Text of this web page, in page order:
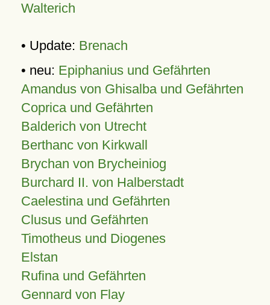
Walterich
• Update: Brenach
• neu: Epiphanius und Gefährten
Amandus von Ghisalba und Gefährten
Coprica und Gefährten
Balderich von Utrecht
Berthanc von Kirkwall
Brychan von Brycheiniog
Burchard II. von Halberstadt
Caelestina und Gefährten
Clusus und Gefährten
Timotheus und Diogenes
Elstan
Rufina und Gefährten
Gennard von Flay